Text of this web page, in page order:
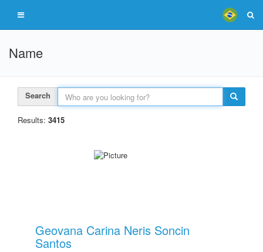
Name
Search
Results: 3415
Geovana Carina Neris Soncin
Santos